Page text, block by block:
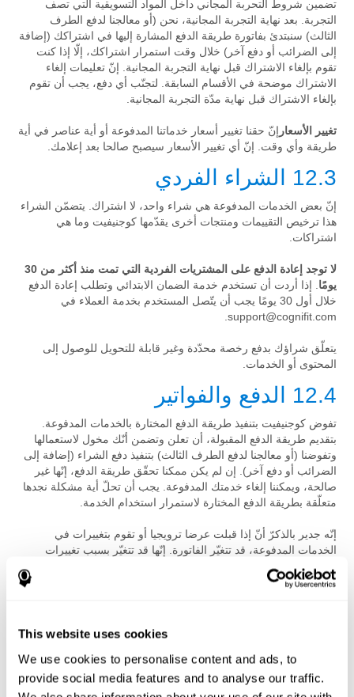
This website uses cookies
We use cookies to personalise content and ads, to
provide social media features and to analyse our traffic.
تضمين شروط التحربة المجاني داخل المواد التسويقية التي تصف
التجربة. بعد نهاية التجربة المجانية، نحن (أو معالجنا لدفع الطرف
الثالث) سنبتدئ بفاتورة طريقة الدفع المشارة إليها في اشتراكك (إضافة
إلى الضرائب أو دفع آخر) خلال وقت استمرار اشتراكك، إلّا إذا كنت
تقوم بإلغاء الاشتراك قبل نهاية التجربة المجانية. إنّ تعليمات إلغاء
الاشتراك موضحة في الأقسام السابقة. لتجنّب أي دفع، يجب أن تقوم
بإلغاء الاشتراك قبل نهاية مدّة التجربة المجانية.
تغيير الأسعار إنّ حقنا تغيير أسعار خدماتنا المدفوعة أو أية عناصر في أية
طريقة وأي وقت. إنّ أي تغيير الأسعار سيصبح صالحا بعد إعلامك.
12.3 الشراء الفردي
إنّ بعض الخدمات المدفوعة هي شراء واحد، لا اشتراك. يتضمّن الشراء
هذا ترخيص التقييمات ومنتجات أخرى يقدّمها كوجنيفيت وما هي
اشتراكات.
لا توجد إعادة الدفع على المشتريات الفردية التي تمت منذ أكثر من 30
يومًا . إذا أردت أن تستخدم خدمة الضمان الابتدائي وتطلب إعادة الدفع
خلال أول 30 يومًا يجب أن يتّصل المستخدم بخدمة العملاء في
support@cognifit.com
يتعلّق شراؤك بدفع رخصة محدّدة وغير قابلة للتحويل للوصول إلى
المحتوى أو الخدمات.
12.4 الدفع والفواتير
تفوض كوجنيفيت بتنفيذ طريقة الدفع المختارة بالخدمات المدفوعة.
بتقديم طريقة الدفع المقبولة، أن تعلن وتضمن أنّك مخول لاستعمالها
وتفوضنا (أو معالجنا لدفع الطرف الثالث) بتنفيذ دفع الشراء (إضافة إلى
الضرائب أو دفع آخر). إن لم يكن ممكنا تحقّق طريقة الدفع، إنّها غير
صالحة، ويمكننا إلغاء خدمتك المدفوعة. يجب أن تحلّ أية مشكلة نجدها
متعلّقة بطريقة الدفع المختارة لاستمرار استخدام الخدمة.
إنّه جدير بالذكرّ أنّ إذا قبلت عرضا ترويجيا أو تقوم بتغييرات في
الخدمات المدفوعة، قد تتغيّر الفاتورة. إنّها قد تتغيّر بسبب تغييرات
الضرائب أو أنواع العملة. إنّ تفوضنا (أو معالجنا لدفع الطرف الثالث)
بتنفيذ طريقة الدفع بالمبلغ المناسب.
إلّا أنّك قمت بتسجيل حساب الأب، والمدرّس، والاختصاصي بالصحة أو
الباحث، تكون أية خدمة مدفوعة شخصية ولا يمكن استعمالها بأي